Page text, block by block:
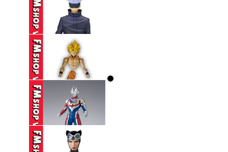
250,000 VND
(2ND) ICHIBAN KUJI
JUJUTSU ...
650,000 VND
(2ND) BANPRESTO
JUJUTSU KAISEN ...
390,000 VND
(THIẾU HÔNG+CHÂN,
THIẾU CHỐT ...
250,000 VND